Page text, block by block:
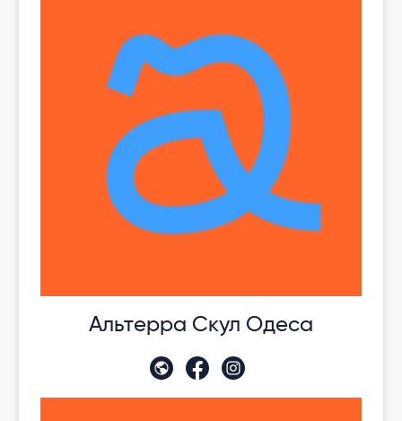
Альтерра Скул Одеса